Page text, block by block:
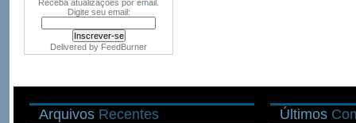
Receba atualizações por email.
Digite seu email:
Delivered by FeedBurner
Arquivos Recentes Últimos